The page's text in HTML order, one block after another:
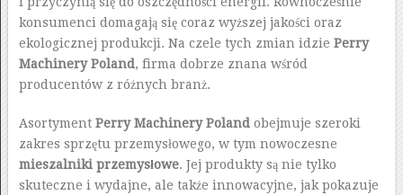
konsumenci domagają się coraz wyższej jakości oraz
ekologicznej produkcji. Na czele tych zmian idzie Perry
Machinery Poland, firma dobrze znana wśród
producentów z różnych branż.
Asortyment Perry Machinery Polandobejmuje szeroki
zakres sprzętu przemysłowego, w tym nowoczesne
mieszalniki przemysłowe. Jej produkty są nie tylko
skuteczne i wydajne, ale także innowacyjne, jak pokazuje